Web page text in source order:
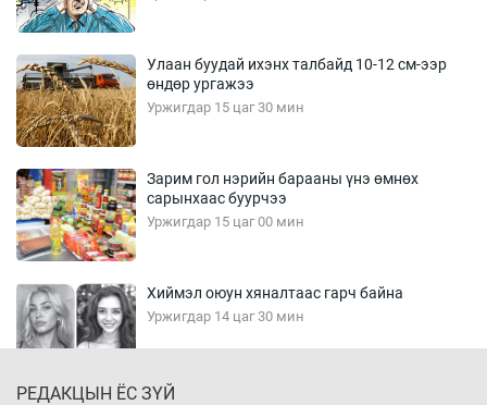
Улаан буудай ихэнх талбайд 10-12 см-ээр
өндөр ургажээ
Уржигдар 15 цаг 30 мин
Зарим гол нэрийн барааны үнэ өмнөх
сарынхаас буурчээ
Уржигдар 15 цаг 00 мин
Хиймэл оюун хяналтаас гарч байна
Уржигдар 14 цаг 30 мин
РЕДАКЦЫН ЁС ЗҮЙ